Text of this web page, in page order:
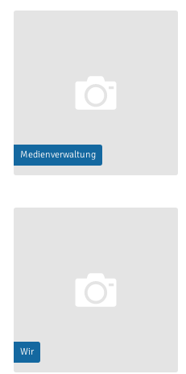
Medienverwaltung
Wir